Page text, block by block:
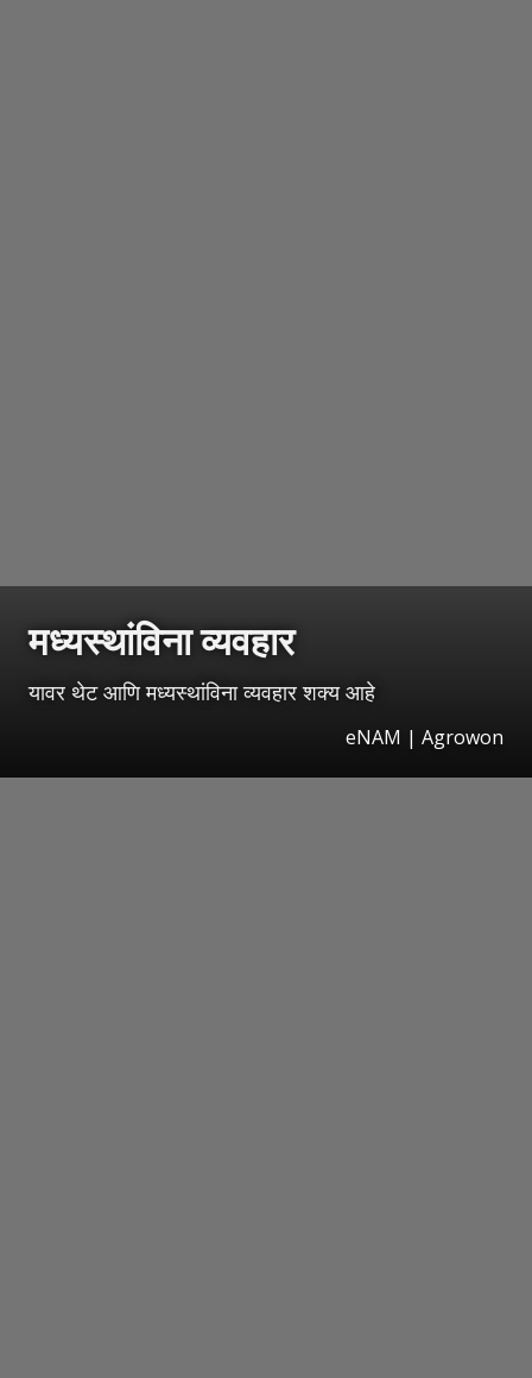
मध्यस्थांविना व्यवहार
यावर थेट आणि मध्यस्थांविना व्यवहार शक्य आहे
eNAM | Agrowon